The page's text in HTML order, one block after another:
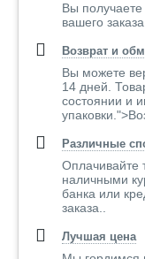
Вы
вашего заказа.
Возврат и
Вы можете
14 дней.
состоянии и
Различные
Оплачивайте
наличными
банка или
заказа..
Лучшая цена